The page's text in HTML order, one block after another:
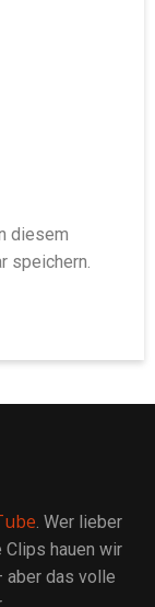
diesem
speichern.
. Wer lieber
Clips hauen wir
aber das volle